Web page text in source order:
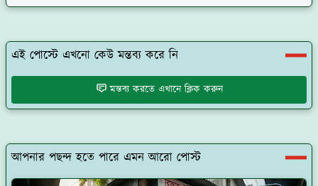
এই পোস্টে এখনো কেউ মন্তব্য করে নি
মন্তব্য করতে এখানে ক্লিক করুন
আপনার পছন্দ হতে পারে এমন আরো পোস্ট